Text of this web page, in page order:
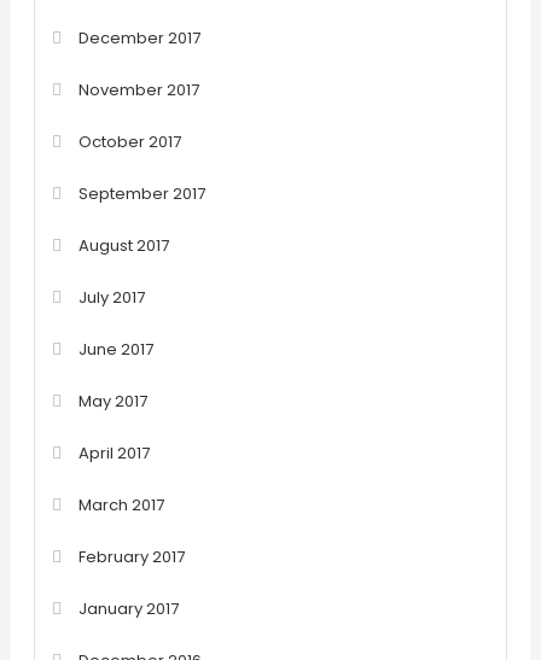
December 2017
November 2017
October 2017
September 2017
August 2017
July 2017
June 2017
May 2017
April 2017
March 2017
February 2017
January 2017